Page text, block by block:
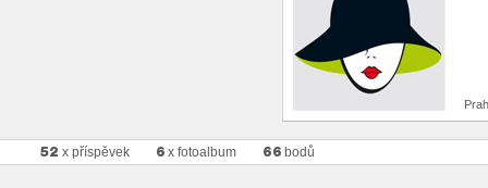
52 x příspěvek 6 x fotoalbum 66 bodů